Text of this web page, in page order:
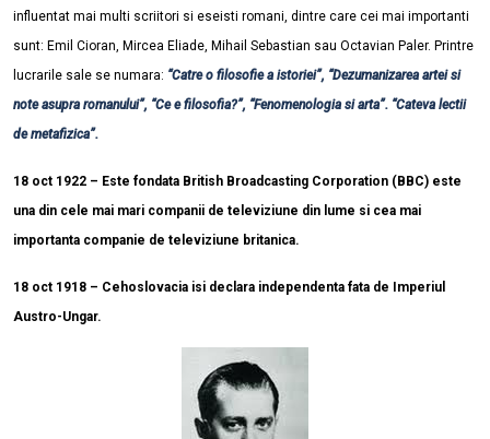
influentat mai multi scriitori si eseisti romani, dintre care cei mai importanti
sunt: Emil Cioran, Mircea Eliade, Mihail Sebastian sau Octavian Paler. Printre
lucrarile sale se numara: “Catre o filosofie a istoriei”, “Dezumanizarea artei si
note asupra romanului”, “Ce e filosofia?”, “Fenomenologia si arta”. “Cateva lectii
de metafizica”.
18 oct 1922 – Este fondata British Broadcasting Corporation (BBC) este
una din cele mai mari companii de televiziune din lume si cea mai
importanta companie de televiziune britanica.
18 oct 1918 – Cehoslovacia isi declara independenta fata de Imperiul
Austro-Ungar.